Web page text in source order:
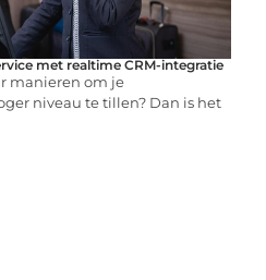
met realtime CRM-integratie
manieren om je
niveau te tillen? Dan is het